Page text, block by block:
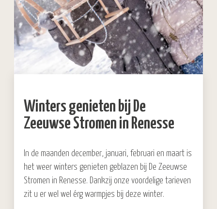
Winters genieten bij De
Zeeuwse Stromen in Renesse
In de maanden december, januari, februari en maart is
het weer winters genieten geblazen bij De Zeeuwse
Stromen in Renesse. Dankzij onze voordelige tarieven
zit u er wel wel érg warmpjes bij deze winter.